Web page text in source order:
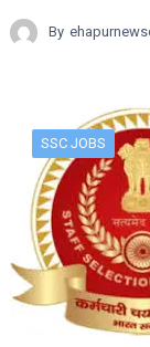
By
SSC JOBS